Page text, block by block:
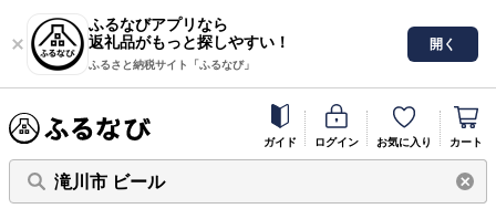
ふるなびアプリなら
返礼品がもっと探しやすい！
ふるさと納税サイト「ふるなび」
開く
ガイド ログイン お気に入り カート
滝川市 ビール